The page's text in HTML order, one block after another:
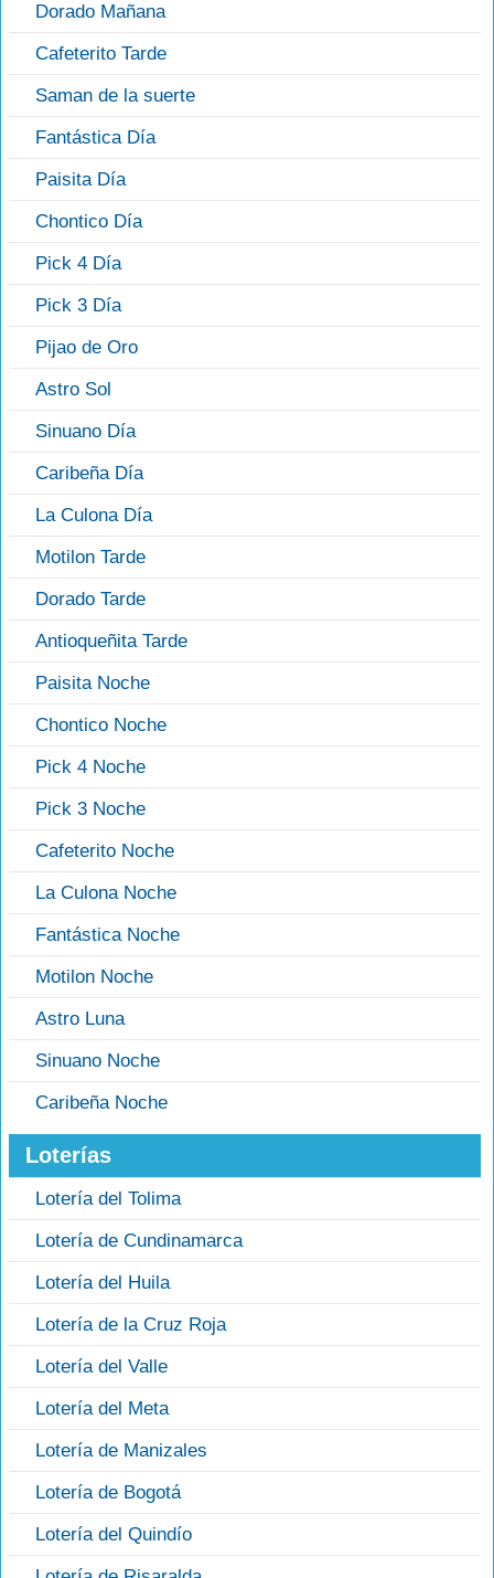
Dorado Mañana
Cafeterito Tarde
Saman de la suerte
Fantástica Día
Paisita Día
Chontico Día
Pick 4 Día
Pick 3 Día
Pijao de Oro
Astro Sol
Sinuano Día
Caribeña Día
La Culona Día
Motilon Tarde
Dorado Tarde
Antioqueñita Tarde
Paisita Noche
Chontico Noche
Pick 4 Noche
Pick 3 Noche
Cafeterito Noche
La Culona Noche
Fantástica Noche
Motilon Noche
Astro Luna
Sinuano Noche
Caribeña Noche
Loterías
Lotería del Tolima
Lotería de Cundinamarca
Lotería del Huila
Lotería de la Cruz Roja
Lotería del Valle
Lotería del Meta
Lotería de Manizales
Lotería de Bogotá
Lotería del Quindío